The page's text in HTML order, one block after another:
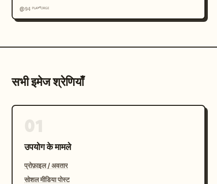
@𝟡𝟜 ᴾᴸᴬʸᶠᴼᴿᴳᴱ
सभी इमेज श्रेणियाँ
उपयोग के मामले
प्रोफ़ाइल / अवतार
सोशल मीडिया पोस्ट